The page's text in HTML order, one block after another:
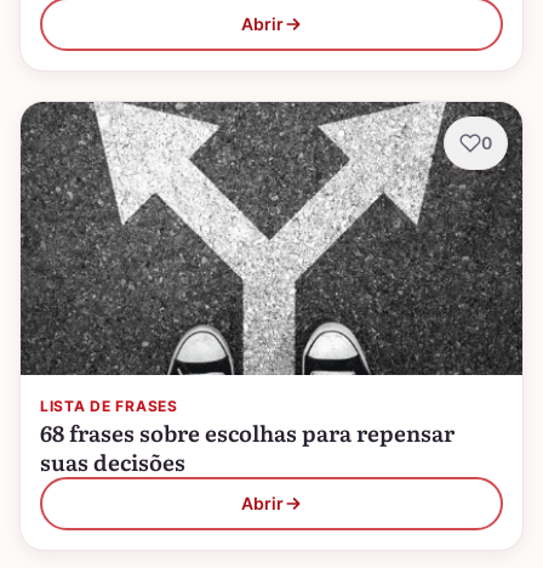
Abrir
LISTA DE FRASES
68 frases sobre escolhas para repensar
suas decisões
Abrir
0